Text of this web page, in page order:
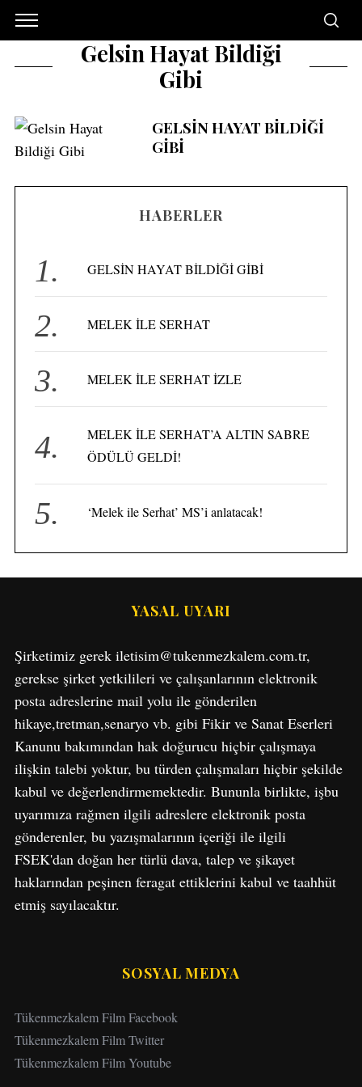
Gelsin Hayat Bildiği
Gibi
GELSİN HAYAT BİLDİĞİ
GİBİ
HABERLER
GELSİN HAYAT BİLDİĞİ GİBİ
MELEK İLE SERHAT
MELEK İLE SERHAT İZLE
MELEK İLE SERHAT’A ALTIN SABRE
ÖDÜLÜ GELDİ!
‘Melek ile Serhat’ MS’i anlatacak!
YASAL UYARI
Şirketimiz gerek iletisim@tukenmezkalem.com.tr,
gerekse şirket yetkilileri ve çalışanlarının elektronik
posta adreslerine mail yolu ile gönderilen
hikaye,tretman,senaryo vb. gibi Fikir ve Sanat Eserleri
Kanunu bakımından hak doğurucu hiçbir çalışmaya
ilişkin talebi yoktur, bu türden çalışmaları hiçbir şekilde
kabul ve değerlendirmemektedir. Bununla birlikte, işbu
uyarımıza rağmen ilgili adreslere elektronik posta
gönderenler, bu yazışmalarının içeriği ile ilgili
FSEK'dan doğan her türlü dava, talep ve şikayet
haklarından peşinen feragat ettiklerini kabul ve taahhüt
etmiş sayılacaktır.
SOSYAL MEDYA
Tükenmezkalem Film Facebook
Tükenmezkalem Film Twitter
Tükenmezkalem Film Youtube
r
c
h
o
r
: